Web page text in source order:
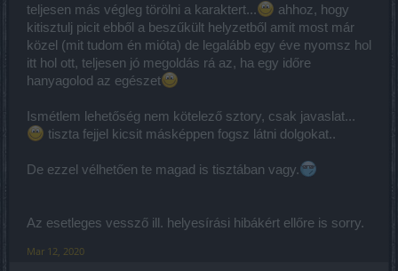
teljesen más végleg törölni a karaktert...
ahhoz, hogy
kitisztulj picit ebből a beszűkült helyzetből amit most már
közel (mit tudom én mióta) de legalább egy éve nyomsz hol
itt hol ott, teljesen jó megoldás rá az, ha egy időre
hanyagolod az egészet
Ismétlem lehetőség nem kötelező sztory, csak javaslat...
tiszta fejjel kicsit másképpen fogsz látni dolgokat..
De ezzel vélhetően te magad is tisztában vagy.
Az esetleges vessző ill. helyesírási hibákért ellőre is sorry.
Mar 12, 2020